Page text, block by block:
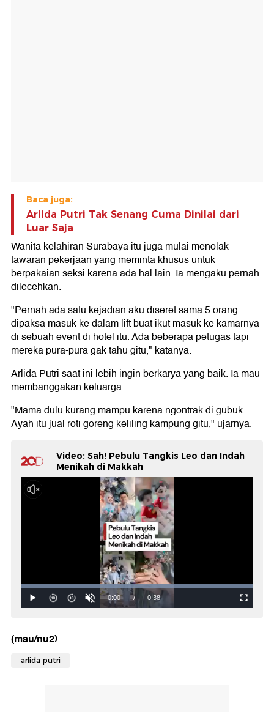
Baca juga:
Arlida Putri Tak Senang Cuma Dinilai dari
Luar Saja
Wanita kelahiran Surabaya itu juga mulai menolak
tawaran pekerjaan yang meminta khusus untuk
berpakaian seksi karena ada hal lain. Ia mengaku pernah
dilecehkan.
"Pernah ada satu kejadian aku diseret sama 5 orang
dipaksa masuk ke dalam lift buat ikut masuk ke kamarnya
di sebuah event di hotel itu. Ada beberapa petugas tapi
mereka pura-pura gak tahu gitu," katanya.
Arlida Putri saat ini lebih ingin berkarya yang baik. Ia mau
membanggakan keluarga.
"Mama dulu kurang mampu karena ngontrak di gubuk.
Ayah itu jual roti goreng keliling kampung gitu," ujarnya.
Video: Sah! Pebulu Tangkis Leo dan Indah
Menikah di Makkah
(mau/nu2)
arlida putri